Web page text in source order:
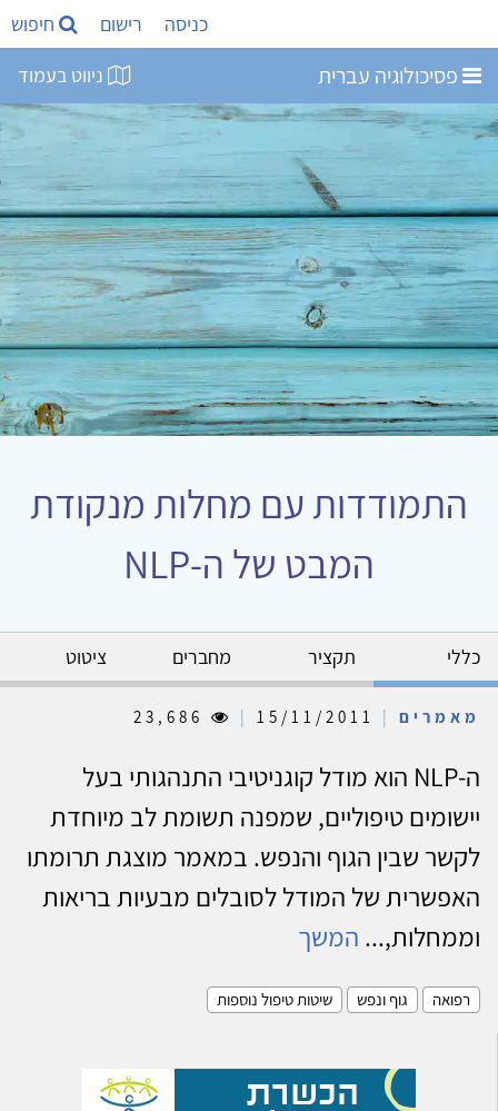
כניסה רישום חיפוש
פסיכולוגיה עברית ניווט בעמוד
התמודדות עם מחלות מנקודת
המבט של ה-NLP
כללי תקציר מחברים ציטוט
מאמרים |
|
ה-NLP הוא מודל קוגניטיבי התנהגותי בעל
יישומים טיפוליים, שמפנה תשומת לב מיוחדת
לקשר שבין הגוף והנפש. במאמר מוצגת תרומתו
האפשרית של המודל לסובלים מבעיות בריאות
וממחלות,... המשך
רפואה גוף ונפש שיטות טיפול נוספות